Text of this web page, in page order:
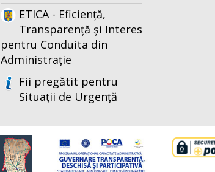
ETICA - Eficiență,
Transparență și Interes
pentru Conduita din
Administrație
Fii pregătit pentru
Situații de Urgență